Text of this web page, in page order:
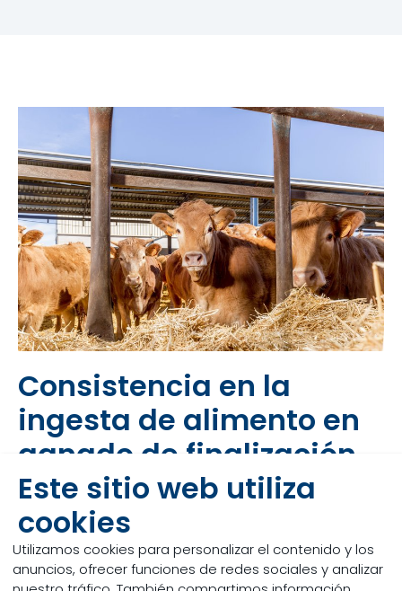
Este sitio web utiliza
cookies
Utilizamos cookies para personalizar el contenido y los
anuncios, ofrecer funciones de redes sociales y analizar
Consistencia en la
ingesta de alimento en
ganado de finalización
La ingesta constante de una dieta bien equilibrada
sienta las bases para un crecimiento óptimo de los
animales de engorde y la eficiencia económica de
los Ganaderos. Considere la palatabilidad, la
degradabilidad y la presencia de sustancias